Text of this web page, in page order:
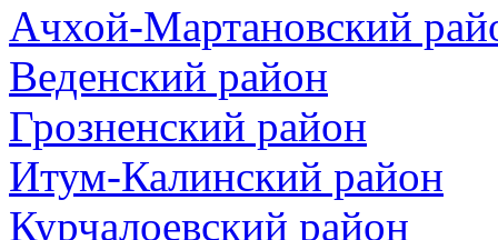
Ачхой-Мартановский
Веденский район
Грозненский район
Итум-Калинский район
Курчалоевский район